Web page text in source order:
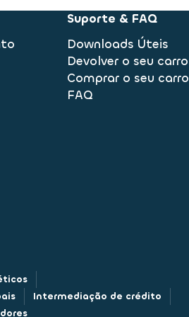
Suporte & FAQ
Downloads Úteis
Devolver o seu carro
Comprar o seu carro
FAQ
Intermediação de crédito